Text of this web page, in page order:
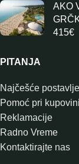
AKO
415€
PITANJA
Najčešće
Pomoć pri kupovini
Reklamacije
Radno Vreme
Kontaktirajte nas